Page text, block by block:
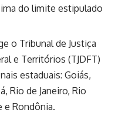
do limite estipulado
o Tribunal de Justiça
e Territórios (TJDFT)
estaduais: Goiás,
Rio de Janeiro, Rio
e Rondônia.